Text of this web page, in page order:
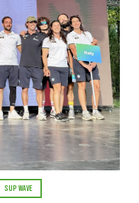
SUP WAVE